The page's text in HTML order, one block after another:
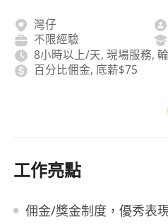
灣仔
不限經驗
8小時以上/天, 現場服務,
百分比佣金, 底薪$75
工作亮點
佣金/獎金制度，優秀表